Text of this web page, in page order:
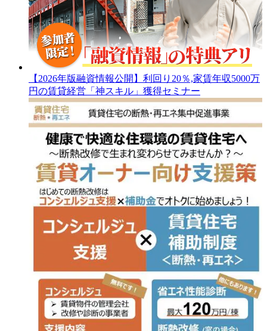
【2026年版融資情報公開】利回り20％,家賃年収5000万
円の賃貸経営「神スキル」獲得セミナー